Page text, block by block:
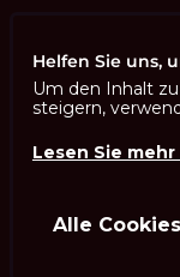
ISO 13485
ISO/IEC 27001
Helfen Sie uns,
Um den Inhalt
steigern,
Lesen Sie
Alle